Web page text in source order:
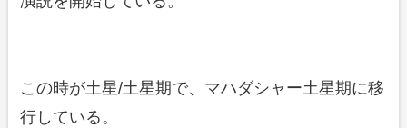
この時が土星/土星期で、マハダシャー土星期に移
行している。